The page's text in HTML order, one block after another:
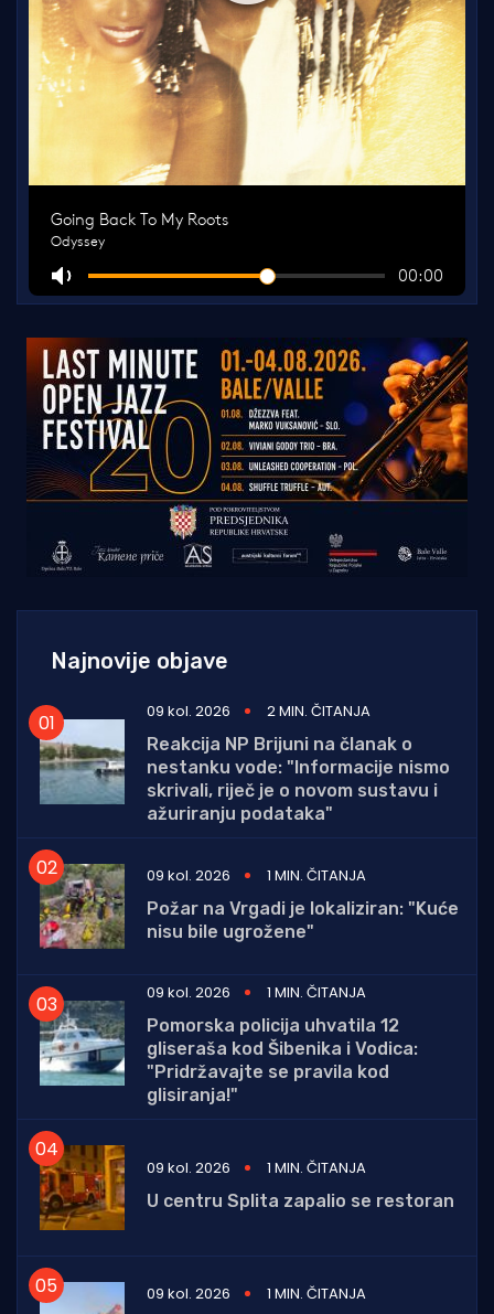
Najnovije objave
09 kol. 2026
2 MIN. ČITANJA
Reakcija NP Brijuni na članak o
nestanku vode: "Informacije nismo
skrivali, riječ je o novom sustavu i
ažuriranju podataka"
09 kol. 2026
1 MIN. ČITANJA
Požar na Vrgadi je lokaliziran: "Kuće
nisu bile ugrožene"
09 kol. 2026
1 MIN. ČITANJA
Pomorska policija uhvatila 12
gliseraša kod Šibenika i Vodica:
"Pridržavajte se pravila kod
glisiranja!"
09 kol. 2026
1 MIN. ČITANJA
U centru Splita zapalio se restoran
09 kol. 2026 1 MIN. ČITANJA